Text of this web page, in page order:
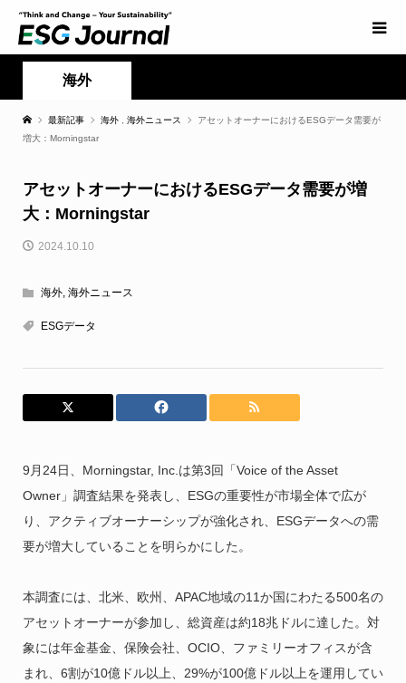
海外
最新記事 海外 海外ニュース
アセットオーナーにおけるESGデータ需要が
増大：Morningstar
アセットオーナーにおけるESGデータ需要が増
大：Morningstar
2024.10.10
海外, 海外ニュース
ESGデータ
9月24日、Morningstar, Inc.は第3回「Voice of the Asset
Owner」調査結果を発表し、ESGの重要性が市場全体で広が
り、アクティブオーナーシップが強化され、ESGデータへの需
要が増大していることを明らかにした。
本調査には、北米、欧州、APAC地域の11か国にわたる500名の
アセットオーナーが参加し、総資産は約18兆ドルに達した。対
象には年金基金、保険会社、OCIO、ファミリーオフィスが含
まれ、6割が10億ドル以上、29%が100億ドル以上を運用してい